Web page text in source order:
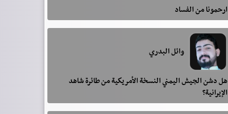
ارحمونا من الفساد
وائل البدري
هل دشن الجيش اليمني النسخة الأمريكية من طائرة شاهد
الإيرانية؟